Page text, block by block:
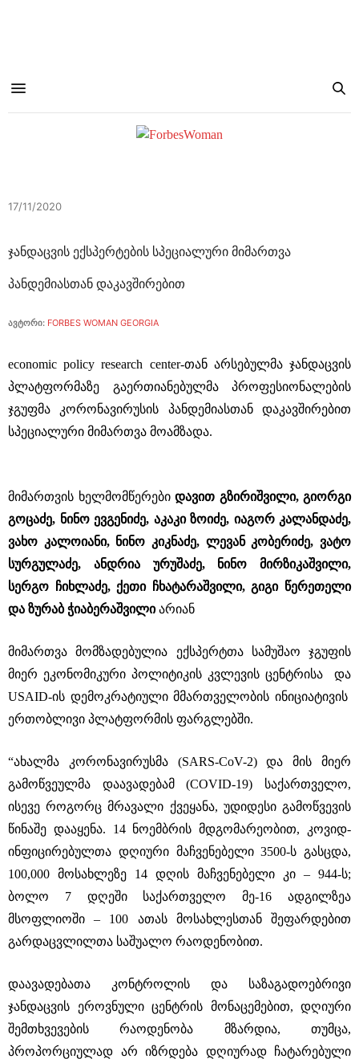
17/11/2020
ჯანდაცვის ექსპერტების სპეციალური მიმართვა
პანდემიასთან დაკავშირებით
ავტორი: FORBES WOMAN GEORGIA
economic policy research center-თან არსებულმა ჯანდაცვის
პლატფორმაზე გაერთიანებულმა პროფესიონალების
ჯგუფმა კორონავირუსის პანდემიასთან დაკავშირებით
სპეციალური მიმართვა მოამზადა.
მიმართვის ხელმომწერები დავით გზირიშვილი, გიორგი
გოცაძე, ნინო ევგენიძე, აკაკი ზოიძე, იაგორ კალანდაძე,
ვახო კალოიანი, ნინო კიკნაძე, ლევან კობერიძე, ვატო
სურგულაძე, ანდრია ურუშაძე, ნინო მირზიკაშვილი,
სერგო ჩიხლაძე, ქეთი ჩხატარაშვილი, გიგი წერეთელი
და ზურაბ ჭიაბერაშვილიარიან
მიმართვა მომზადებულია ექსპერტთა სამუშაო ჯგუფის
მიერ ეკონომიკური პოლიტიკის კვლევის ცენტრისა და
USAID-ის დემოკრატიული მმართველობის ინიციატივის
ერთობლივი პლატფორმის ფარგლებში.
“ახალმა კორონავირუსმა (SARS-CoV-2) და მის მიერ
გამოწვეულმა დაავადებამ (COVID-19) საქართველო,
ისევე როგორც მრავალი ქვეყანა, უდიდესი გამოწვევის
წინაშე დააყენა. 14 ნოემბრის მდგომარეობით, კოვიდ-
ინფიცირებულთა დღიური მაჩვენებელი 3500-ს გასცდა,
100,000 მოსახლეზე 14 დღის მაჩვენებელი კი – 944-ს;
ბოლო 7 დღეში საქართველო მე-16 ადგილზეა
მსოფლიოში – 100 ათას მოსახლესთან შეფარდებით
გარდაცვლილთა საშუალო რაოდენობით.
დაავადებათა კონტროლის და საზაგადოებრივი
ჯანდაცვის ეროვნული ცენტრის მონაცემებით, დღიური
შემთხვევების რაოდენობა მზარდია, თუმცა,
პროპორციულად არ იზრდება დღიურად ჩატარებული